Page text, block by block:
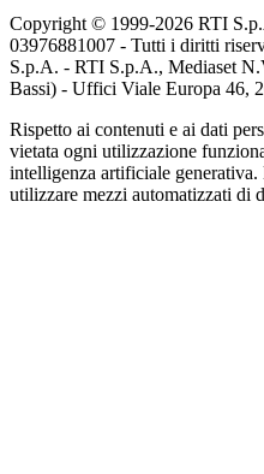
Copyright © 1999-2026 RTI
03976881007 - Tutti i diritti
S.p.A. - RTI S.p.A., Mediaset
Bassi) - Uffici Viale Europa 46,
Rispetto ai contenuti e ai dati
vietata ogni utilizzazione
intelligenza artificiale
utilizzare mezzi automatizzati di